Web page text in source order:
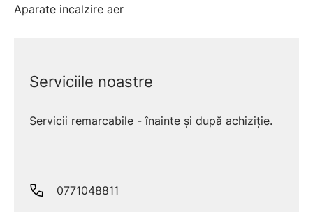
Aparate incalzire aer
Serviciile noastre
Servicii remarcabile - înainte și după achiziție.
0771048811